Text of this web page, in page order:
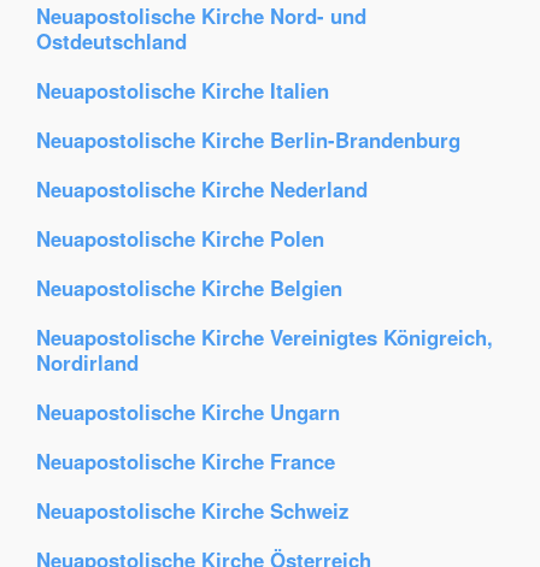
Neuapostolische Kirche Nord- und
Ostdeutschland
Neuapostolische Kirche Italien
Neuapostolische Kirche Berlin-Brandenburg
Neuapostolische Kirche Nederland
Neuapostolische Kirche Polen
Neuapostolische Kirche Belgien
Neuapostolische Kirche Vereinigtes Königreich,
Nordirland
Neuapostolische Kirche Ungarn
Neuapostolische Kirche France
Neuapostolische Kirche Schweiz
Neuapostolische Kirche Österreich